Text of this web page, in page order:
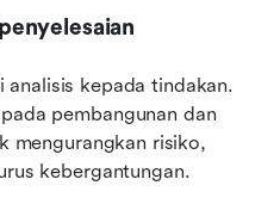
analisis kepada tindakan.
pembangunan dan
mengurangkan risiko,
kebergantungan.